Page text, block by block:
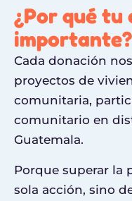
¿Por qué tu
importante?
Cada donación
proyectos de
comunitaria,
comunitario en
Guatemala.
Porque superar la
sola acción, sino